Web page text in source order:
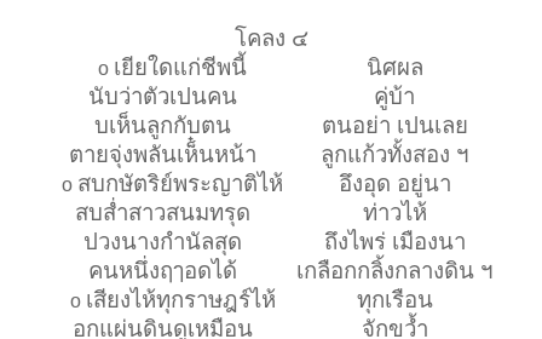
โคลง ๔
o เยียใดแก่ชีพนี้
นิศผล
นับว่าตัวเปนคน
คู่บ้า
บเห็นลูกกับตน
ตนอย่า เปนเลย
ตายจุ่งพลันเห็๋นหน้า
ลูกแก้วทั้งสอง ฯ
o สบกษัตริย์พระญาติไห้
อึงอุด อยู่นา
สบส่ำสาวสนมทรุด
ท่าวไห้
ปวงนางกำนัลสุด
ถึงไพร่ เมืองนา
คนหนึ่งฤๅอดได้
เกลือกกลิ้งกลางดิน ฯ
o เสียงไห้ทุกราษฎร์ไห้
ทุกเรือน
อกแผ่นดินดูเหมือน
จักขว้ำ